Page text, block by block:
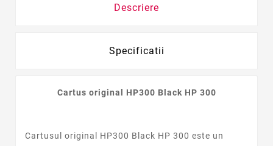
Descriere
Specificatii
Cartus original HP300 Black HP 300
Cartusul original HP300 Black HP 300 este un